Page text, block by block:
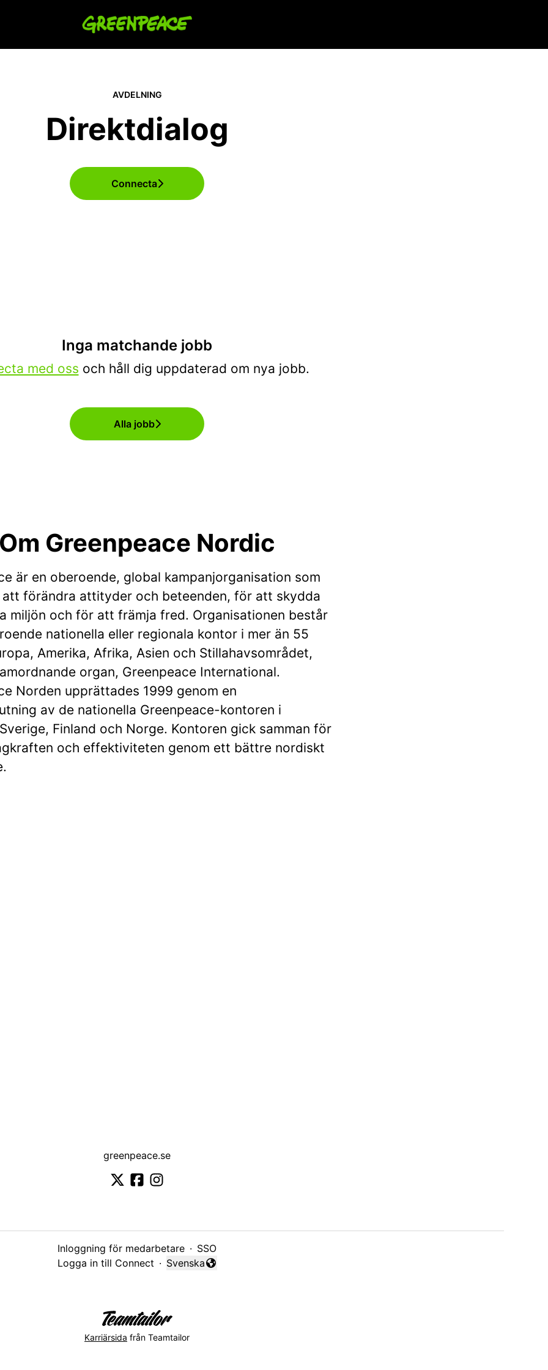
AVDELNING
Direktdialog
Connecta
Inga matchande jobb
med oss och håll dig uppdaterad om nya jobb.
Alla jobb
Greenpeace Nordic
är en oberoende, global kampanjorganisation som
förändra attityder och beteenden, för att skydda
miljön och för att främja fred. Organisationen består
nationella eller regionala kontor i mer än 55
Amerika, Afrika, Asien och Stillahavsområdet,
organ, Greenpeace International.
Norden upprättades 1999 genom en
av de nationella Greenpeace-kontoren i
Finland och Norge. Kontoren gick samman för
och effektiviteten genom ett bättre nordiskt
greenpeace.se
Inloggning för medarbetare · SSO
Logga in till Connect ·
Byt språk
Svenska
Karriärsida från Teamtailor